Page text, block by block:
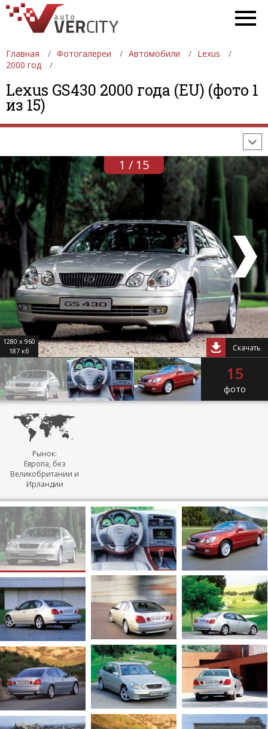
Главная Фотогалереи Автомобили
Lexus
2000 год
Lexus GS430 2000 года (EU) (фото 1
из 15)
ФОТОГАЛЕРЕИ АВТОМОБИЛИ
ДЕВУШКИ
АВТОСАЛОНЫ
1 / 15
1280 x 960
187 кб
Скачать
15
фото
Рынок:
Европа, без
Великобритании и
Ирландии